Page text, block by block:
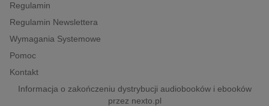
inne
popularno-naukowe
historia
Regulamin
Regulamin Newslettera
Wymagania Systemowe
Pomoc
Kontakt
Informacja o zakończeniu dystrybucji audiobooków i ebooków
przez nexto.pl